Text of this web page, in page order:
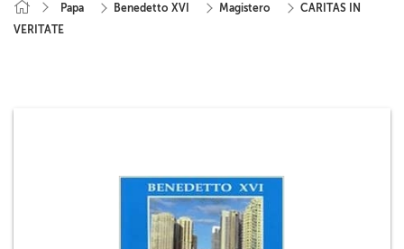
COLLANE
RIVISTE
Papa Benedetto XVI Magistero
CARITAS IN
VERITATE